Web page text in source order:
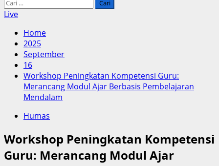
untuk:
Live
Home
2025
September
16
Workshop Peningkatan Kompetensi Guru:
Merancang Modul Ajar Berbasis Pembelajaran
Mendalam
Humas
Workshop Peningkatan Kompetensi
Guru: Merancang Modul Ajar